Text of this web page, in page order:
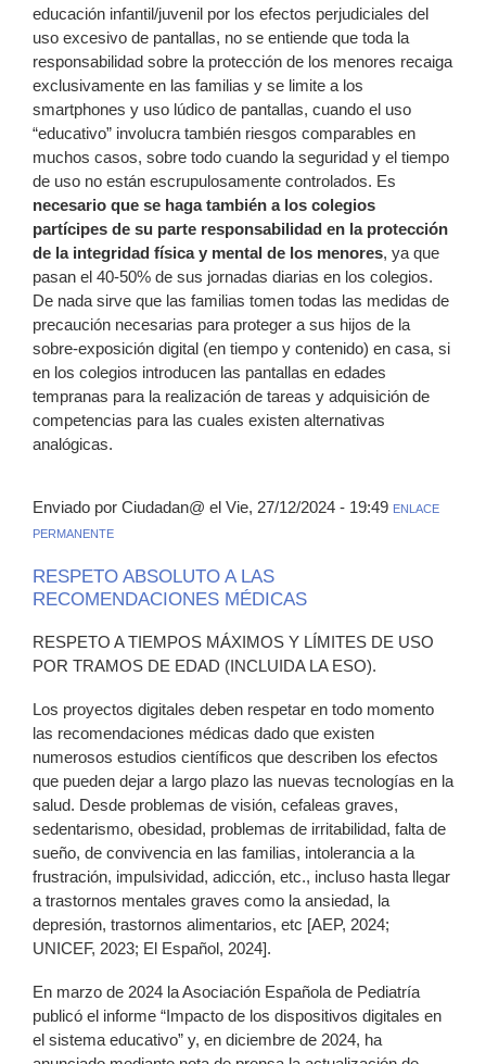
educación infantil/juvenil por los efectos perjudiciales del
uso excesivo de pantallas, no se entiende que toda la
responsabilidad sobre la protección de los menores recaiga
exclusivamente en las familias y se limite a los
smartphones y uso lúdico de pantallas, cuando el uso
“educativo” involucra también riesgos comparables en
muchos casos, sobre todo cuando la seguridad y el tiempo
de uso no están escrupulosamente controlados. Es
necesario que se haga también a los colegios
partícipes de su parte responsabilidad en la protección
de la integridad física y mental de los menores, ya que
pasan el 40-50% de sus jornadas diarias en los colegios.
De nada sirve que las familias tomen todas las medidas de
precaución necesarias para proteger a sus hijos de la
sobre-exposición digital (en tiempo y contenido) en casa, si
en los colegios introducen las pantallas en edades
tempranas para la realización de tareas y adquisición de
competencias para las cuales existen alternativas
analógicas.
Enviado por Ciudadan@ el Vie, 27/12/2024 - 19:49 ENLACE
PERMANENTE
RESPETO ABSOLUTO A LAS
RECOMENDACIONES MÉDICAS
RESPETO A TIEMPOS MÁXIMOS Y LÍMITES DE USO
POR TRAMOS DE EDAD (INCLUIDA LA ESO).
Los proyectos digitales deben respetar en todo momento
las recomendaciones médicas dado que existen
numerosos estudios científicos que describen los efectos
que pueden dejar a largo plazo las nuevas tecnologías en la
salud. Desde problemas de visión, cefaleas graves,
sedentarismo, obesidad, problemas de irritabilidad, falta de
sueño, de convivencia en las familias, intolerancia a la
frustración, impulsividad, adicción, etc., incluso hasta llegar
a trastornos mentales graves como la ansiedad, la
depresión, trastornos alimentarios, etc [AEP, 2024;
UNICEF, 2023; El Español, 2024].
En marzo de 2024 la Asociación Española de Pediatría
publicó el informe “Impacto de los dispositivos digitales en
el sistema educativo” y, en diciembre de 2024, ha